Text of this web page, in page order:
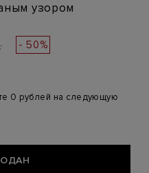
узором
- 50%
0 рублей на следующую